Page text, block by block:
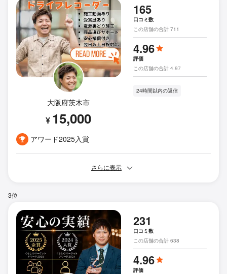
大阪府茨木市
¥ 15,000
アワード2025入賞
165
口コミ数
この店舗の合計 711
4.96
評価
この店舗の合計 4.97
24時間以内の返信
さらに表示
3位
231
口コミ数
この店舗の合計 638
4.96
評価